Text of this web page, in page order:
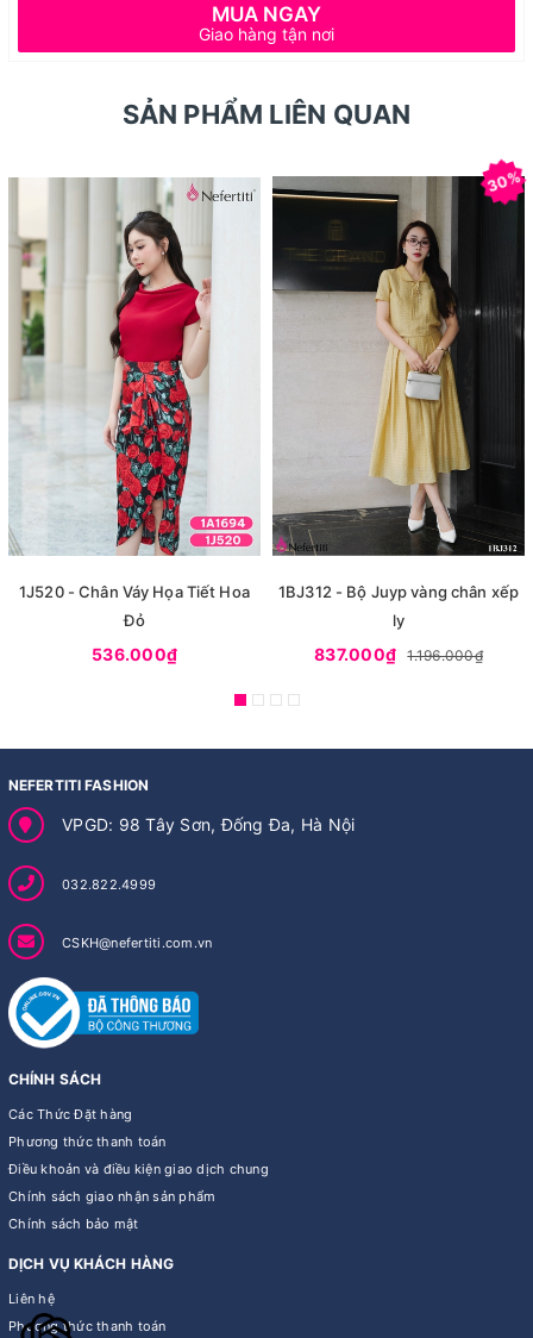
MUA NGAY
Giao hàng tận nơi
SẢN PHẨM LIÊN QUAN
1J520 - Chân Váy Họa Tiết Hoa
Đỏ
536.000₫
30%
1BJ312 - Bộ Juyp vàng chân xếp
ly
837.000₫ 1.196.000₫
NEFERTITI FASHION
VPGD: 98 Tây Sơn, Đống Đa, Hà Nội
032.822.4999
CSKH@nefertiti.com.vn
CHÍNH SÁCH
Các Thức Đặt hàng
Phương thức thanh toán
Điều khoản và điều kiện giao dịch chung
Chính sách giao nhận sản phẩm
Chính sách bảo mật
DỊCH VỤ KHÁCH HÀNG
Liên hệ
Phương thức thanh toán